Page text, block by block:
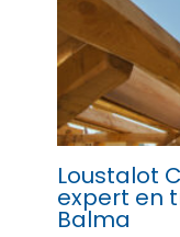
Loustalot
expert en
Balma